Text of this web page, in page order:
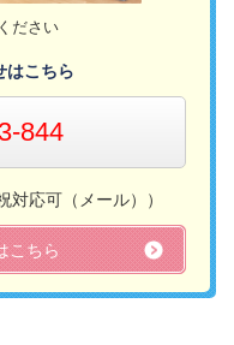
ださい
はこちら
844
応可（メール））​
こちら